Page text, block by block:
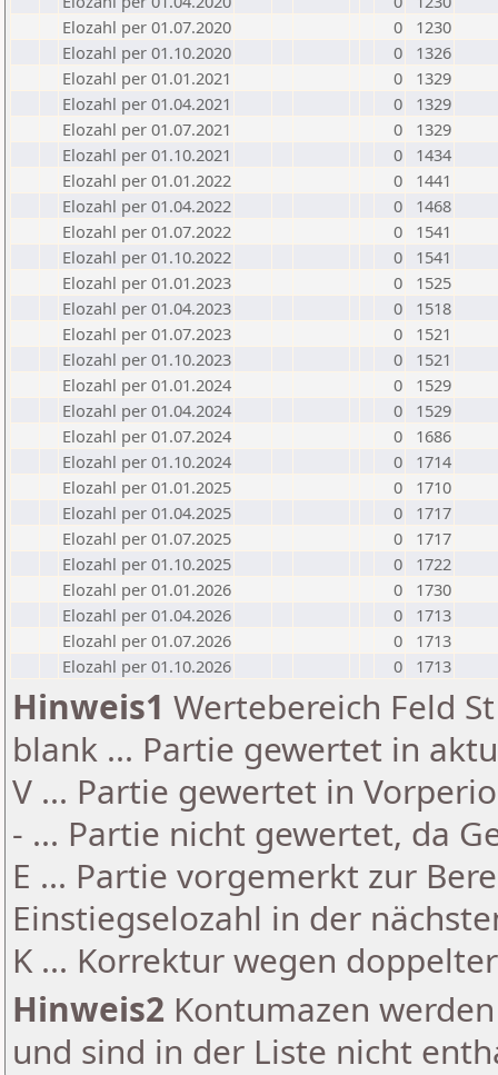
Elozahl per 01.07.2020
0
1230
Elozahl per 01.10.2020
0
1326
Elozahl per 01.01.2021
0
1329
Elozahl per 01.04.2021
0
1329
Elozahl per 01.07.2021
0
1329
Elozahl per 01.10.2021
0
1434
Elozahl per 01.01.2022
0
1441
Elozahl per 01.04.2022
0
1468
Elozahl per 01.07.2022
0
1541
Elozahl per 01.10.2022
0
1541
Elozahl per 01.01.2023
0
1525
Elozahl per 01.04.2023
0
1518
Elozahl per 01.07.2023
0
1521
Elozahl per 01.10.2023
0
1521
Elozahl per 01.01.2024
0
1529
Elozahl per 01.04.2024
0
1529
Elozahl per 01.07.2024
0
1686
Elozahl per 01.10.2024
0
1714
Elozahl per 01.01.2025
0
1710
Elozahl per 01.04.2025
0
1717
Elozahl per 01.07.2025
0
1717
Elozahl per 01.10.2025
0
1722
Elozahl per 01.01.2026
0
1730
Elozahl per 01.04.2026
0
1713
Elozahl per 01.07.2026
0
1713
Elozahl per 01.10.2026
0 1713
Hinweis1 Wertebereich Feld
blank ... Partie gewertet in
V ... Partie gewertet in
- ... Partie nicht gewertet, da
E ... Partie vorgemerkt zur
Einstiegselozahl in der
K ... Korrektur wegen
Hinweis2 Kontumazen
und sind in der Liste nicht